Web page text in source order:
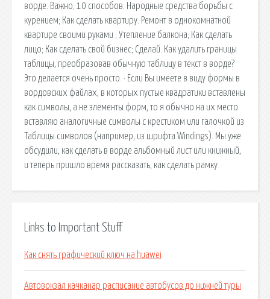
ворде. Важно; 10 способов. Народные средства борьбы с
курением; Как сделать квартиру. Ремонт в однокомнатной
квартире своими руками ; Утепление балкона; Как сделать
лицо; Как сделать свой бизнес; Сделай. Как удалить границы
таблицы, преобразовав обычную таблицу в текст в ворде?
Это делается очень просто. · Если Вы имеете в виду формы в
вордовских файлах, в которых пустые квадратики вставлены
как символы, а не элементы форм, то я обычно на их место
вставляю аналогичные символы с крестиком или галочкой из
Таблицы символов (например, из шрифта Windings). Мы уже
обсудили, как сделать в ворде альбомный лист или книжный,
и теперь пришло время рассказать, как сделать рамку
Links to Important Stuff
Как снять графический ключ на huawei
Автовокзал качканар расписание автобусов до нижней туры